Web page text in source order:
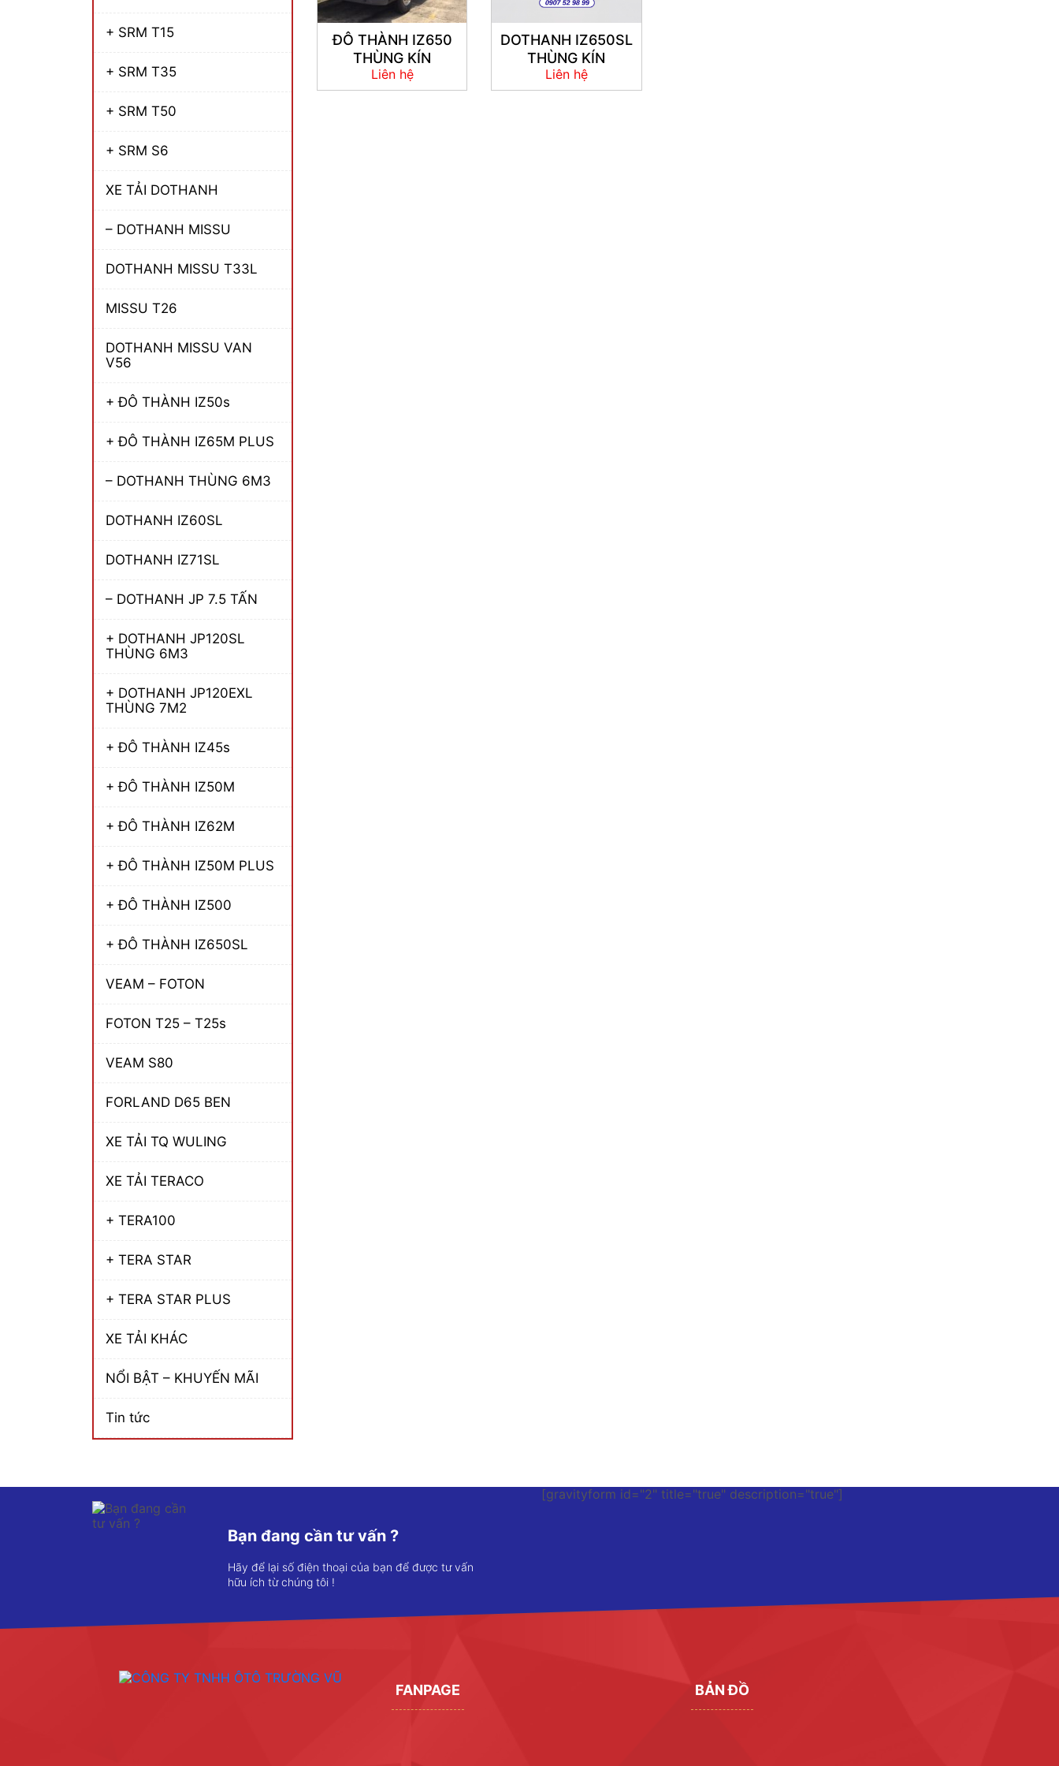
+ SRM T15
+ SRM T35
+ SRM T50
+ SRM S6
XE TẢI DOTHANH
– DOTHANH MISSU
DOTHANH MISSU T33L
MISSU T26
DOTHANH MISSU VAN
V56
+ ĐÔ THÀNH IZ50s
+ ĐÔ THÀNH IZ65M PLUS
– DOTHANH THÙNG 6M3
DOTHANH IZ60SL
DOTHANH IZ71SL
– DOTHANH JP 7.5 TẤN
+ DOTHANH JP120SL
THÙNG 6M3
+ DOTHANH JP120EXL
THÙNG 7M2
+ ĐÔ THÀNH IZ45s
+ ĐÔ THÀNH IZ50M
+ ĐÔ THÀNH IZ62M
+ ĐÔ THÀNH IZ50M PLUS
+ ĐÔ THÀNH IZ500
+ ĐÔ THÀNH IZ650SL
VEAM – FOTON
FOTON T25 – T25s
VEAM S80
FORLAND D65 BEN
XE TẢI TQ WULING
XE TẢI TERACO
+ TERA100
+ TERA STAR
+ TERA STAR PLUS
XE TẢI KHÁC
NỔI BẬT – KHUYẾN MÃI
Tin tức
ĐÔ THÀNH IZ650
THÙNG KÍN
Liên hệ
DOTHANH IZ650SL
THÙNG KÍN
Liên hệ
Bạn đang cần tư vấn ?
Hãy để lại số điện thoại của bạn để được tư vấn
hữu ích từ chúng tôi !
[gravityform id="2" title="true" description="true"]
FANPAGE BẢN ĐỒ